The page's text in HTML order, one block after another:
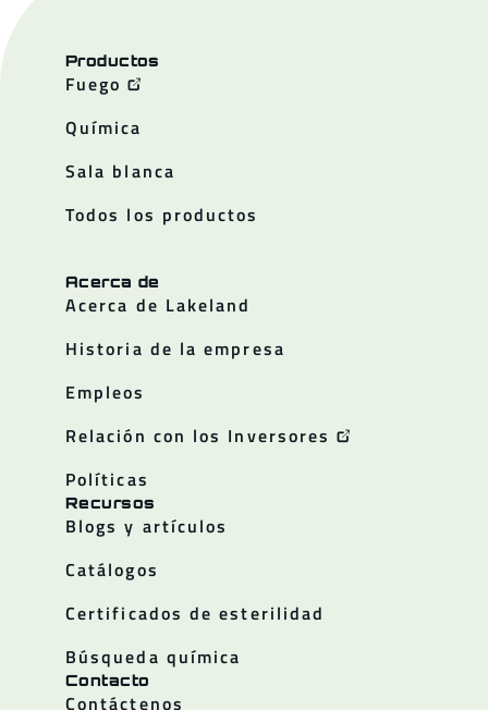
Productos
Fuego
Química
Sala blanca
Todos los productos
Acerca de
Acerca de Lakeland
Historia de la empresa
Empleos
Relación con los Inversores
Políticas
Recursos
Blogs y artículos
Catálogos
Certificados de esterilidad
Búsqueda química
Contacto
Contáctenos